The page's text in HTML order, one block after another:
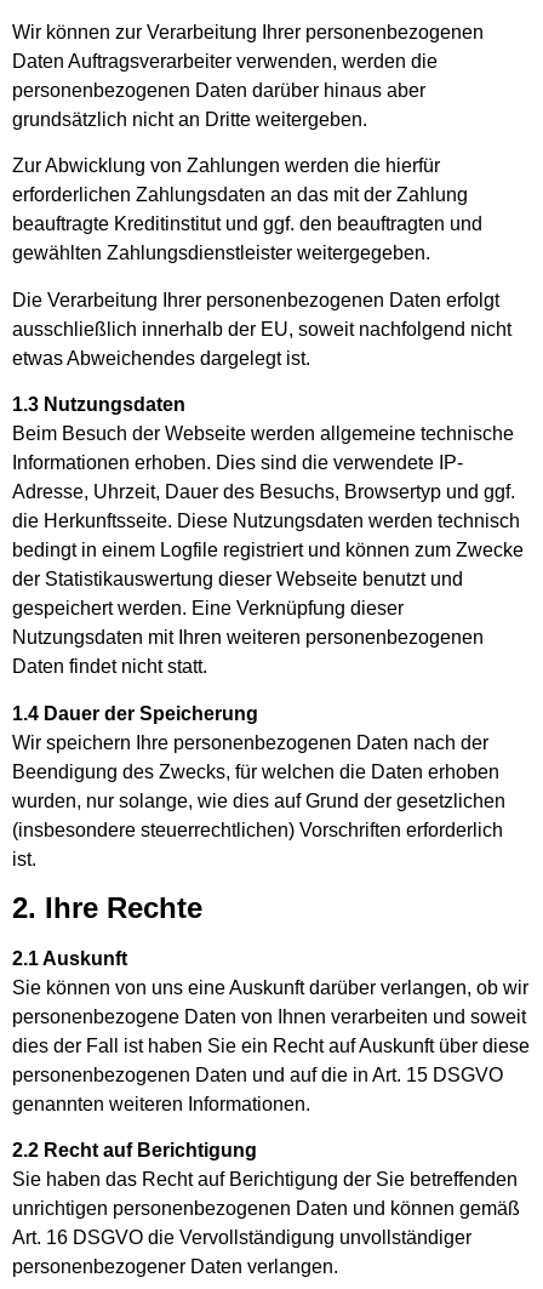
Wir können zur Verarbeitung Ihrer personenbezogenen
Daten Auftragsverarbeiter verwenden, werden die
personenbezogenen Daten darüber hinaus aber
grundsätzlich nicht an Dritte weitergeben.
Zur Abwicklung von Zahlungen werden die hierfür
erforderlichen Zahlungsdaten an das mit der Zahlung
beauftragte Kreditinstitut und ggf. den beauftragten und
gewählten Zahlungsdienstleister weitergegeben.
Die Verarbeitung Ihrer personenbezogenen Daten erfolgt
ausschließlich innerhalb der EU, soweit nachfolgend nicht
etwas Abweichendes dargelegt ist.
1.3 Nutzungsdaten
Beim Besuch der Webseite werden allgemeine technische
Informationen erhoben. Dies sind die verwendete IP-
Adresse, Uhrzeit, Dauer des Besuchs, Browsertyp und ggf.
die Herkunftsseite. Diese Nutzungsdaten werden technisch
bedingt in einem Logfile registriert und können zum Zwecke
der Statistikauswertung dieser Webseite benutzt und
gespeichert werden. Eine Verknüpfung dieser
Nutzungsdaten mit Ihren weiteren personenbezogenen
Daten findet nicht statt.
1.4 Dauer der Speicherung
Wir speichern Ihre personenbezogenen Daten nach der
Beendigung des Zwecks, für welchen die Daten erhoben
wurden, nur solange, wie dies auf Grund der gesetzlichen
(insbesondere steuerrechtlichen) Vorschriften erforderlich
ist.
2. Ihre Rechte
2.1 Auskunft
Sie können von uns eine Auskunft darüber verlangen, ob wir
personenbezogene Daten von Ihnen verarbeiten und soweit
dies der Fall ist haben Sie ein Recht auf Auskunft über diese
personenbezogenen Daten und auf die in Art. 15 DSGVO
genannten weiteren Informationen.
2.2 Recht auf Berichtigung
Sie haben das Recht auf Berichtigung der Sie betreffenden
unrichtigen personenbezogenen Daten und können gemäß
Art. 16 DSGVO die Vervollständigung unvollständiger
personenbezogener Daten verlangen.